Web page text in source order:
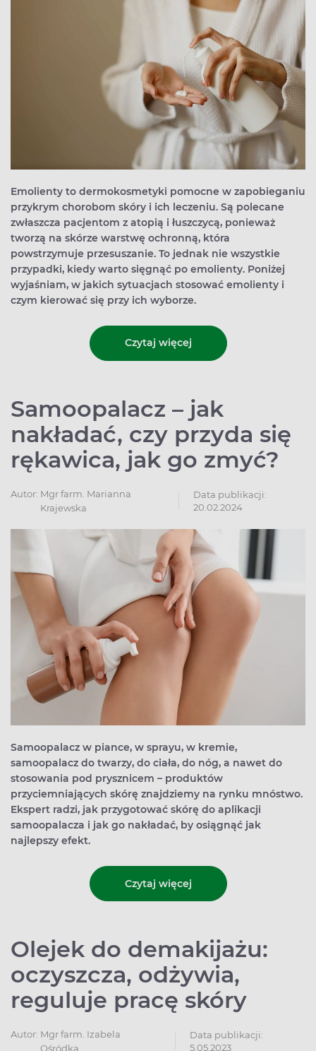
Emolienty to dermokosmetyki pomocne w zapobieganiu
przykrym chorobom skóry i ich leczeniu. Są polecane
zwłaszcza pacjentom z atopią i łuszczycą, ponieważ
tworzą na skórze warstwę ochronną, która
powstrzymuje przesuszanie. To jednak nie wszystkie
przypadki, kiedy warto sięgnąć po emolienty. Poniżej
wyjaśniam, w jakich sytuacjach stosować emolienty i
czym kierować się przy ich wyborze.
Czytaj więcej
Samoopalacz – jak
nakładać, czy przyda się
rękawica, jak go zmyć?
Autor: Mgr farm. Marianna
Krajewska
Data publikacji:
20.02.2024
Samoopalacz w piance, w sprayu, w kremie,
samoopalacz do twarzy, do ciała, do nóg, a nawet do
stosowania pod prysznicem – produktów
przyciemniających skórę znajdziemy na rynku mnóstwo.
Ekspert radzi, jak przygotować skórę do aplikacji
samoopalacza i jak go nakładać, by osiągnąć jak
najlepszy efekt.
Czytaj więcej
Olejek do demakijażu:
oczyszcza, odżywia,
reguluje pracę skóry
Autor: Mgr farm. Izabela
Ośródka
Data publikacji:
5.05.2023